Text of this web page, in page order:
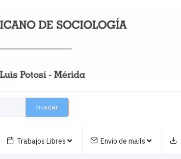
buscar
Trabajos Libres Envio de mails